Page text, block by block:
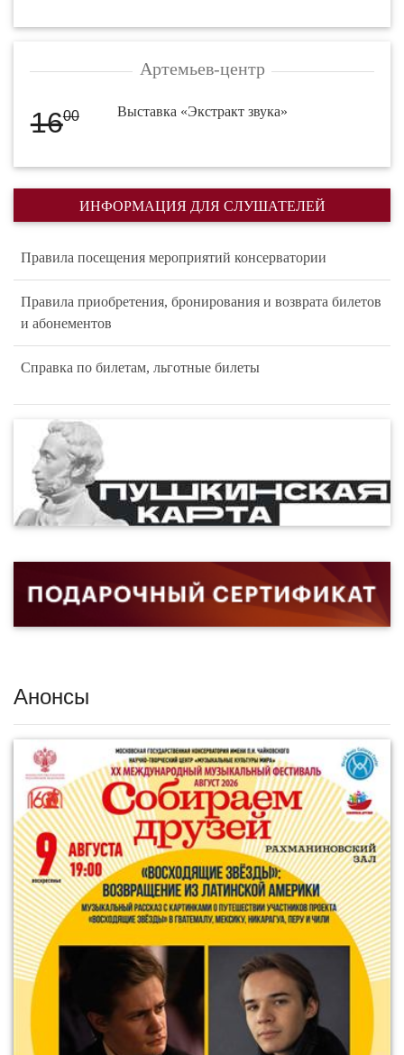
Артемьев-центр
1600 Выставка «Экстракт звука»
ИНФОРМАЦИЯ ДЛЯ СЛУШАТЕЛЕЙ
Правила посещения мероприятий консерватории
Правила приобретения, бронирования и возврата билетов
и абонементов
Справка по билетам, льготные билеты
Анонсы